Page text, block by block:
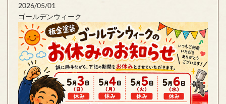
2026/05/01
ゴールデンウィーク